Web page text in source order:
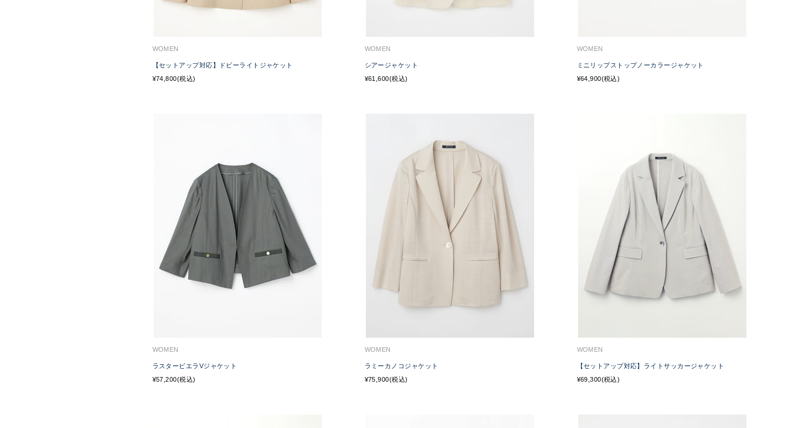
WOMEN
【セットアップ対応】ドビーライトジャケット
¥74,800(税込)
WOMEN
シアージャケット
¥61,600(税込)
WOMEN
ミニリップストップノーカラージャケット
¥64,900(税込)
WOMEN
ラスタービエラVジャケット
¥57,200(税込)
WOMEN
ラミーカノコジャケット
¥75,900(税込)
WOMEN
【セットアップ対応】ライトサッカージャケット
¥69,300(税込)